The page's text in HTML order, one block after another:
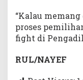
“Kalau
proses
fight di
RUL/NAYEF